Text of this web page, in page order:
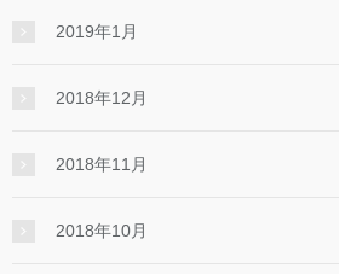
2019年1月
2018年12月
2018年11月
2018年10月